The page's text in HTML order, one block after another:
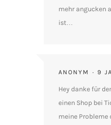
mehr angucken
ist…
ANONYM 9
Hey danke für
einen Shop bei
meine